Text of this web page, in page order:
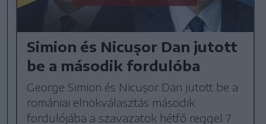
Simion és Nicușor Dan jutott
be a második fordulóba
George Simion és Nicușor Dan jutott be a
romániai elnökválasztás második
fordulójába a szavazatok hétfő reggel 7